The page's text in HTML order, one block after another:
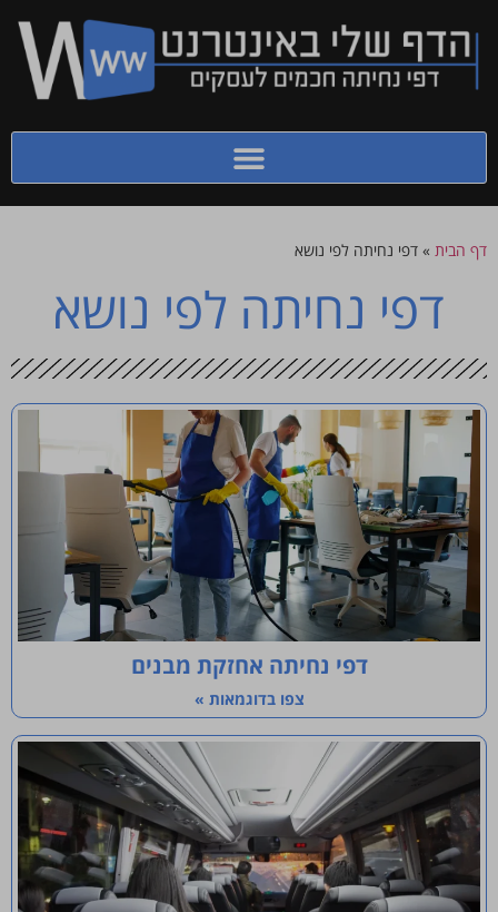
דף הבית » דפי נחיתה לפי נושא
דפי נחיתה לפי נושא
דפי נחיתה אחזקת מבנים
צפו בדוגמאות »